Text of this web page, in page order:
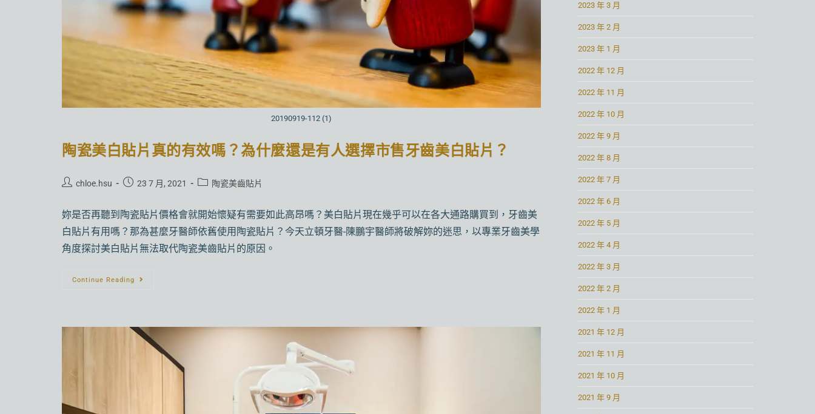
20190919-112 (1)
陶瓷美白貼片真的有效嗎？為什麼還是有人選擇市售牙齒美白貼片？
chloe.hsu 23 7 月, 2021 陶瓷美齒貼片
妳是否再聽到陶瓷貼片價格會就開始懷疑有需要如此高昂嗎？美白貼片現在幾乎可以在各大通路購買到，牙齒美
白貼片有用嗎？那為甚麼牙醫師依舊使用陶瓷貼片？今天立頓牙醫-陳鵬宇醫師將破解妳的迷思，以專業牙齒美學
角度探討美白貼片無法取代陶瓷美齒貼片的原因。
Continue Reading
2023 年 3 月
2023 年 2 月
2023 年 1 月
2022 年 12 月
2022 年 11 月
2022 年 10 月
2022 年 9 月
2022 年 8 月
2022 年 7 月
2022 年 6 月
2022 年 5 月
2022 年 4 月
2022 年 3 月
2022 年 2 月
2022 年 1 月
2021 年 12 月
2021 年 11 月
2021 年 10 月
2021 年 9 月